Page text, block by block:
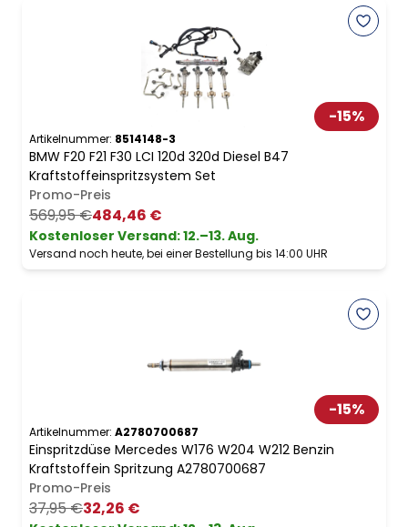
-15%
Artikelnummer: 8514148-3
BMW F20 F21 F30 LCI 120d 320d Diesel B47
Kraftstoffeinspritzsystem Set
Promo-Preis
569,95 €484,46 €
Kostenloser Versand:12.–13. Aug.
Versand noch heute, bei einer Bestellung bis 14:00 UHR
-15%
Artikelnummer: A2780700687
Einspritzdüse Mercedes W176 W204 W212 Benzin
Kraftstoffein Spritzung A2780700687
Promo-Preis
37,95 €32,26 €